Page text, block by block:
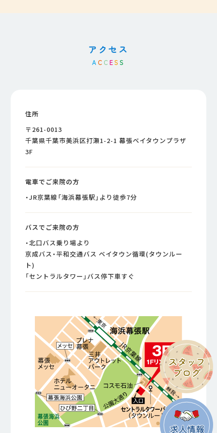
アクセス
A C C ES S
住所
〒261-0013
千葉県千葉市美浜区打瀬1-2-1 幕張ベイタウンプラザ
3F
電車でご来院の方
・JR京葉線「海浜幕張駅」より徒歩7分
バスでご来院の方
・北口バス乗り場より
京成バス・平和交通バス ベイタウン循環(タウンルー
ト)
「セントラルタワー」バス停下車すぐ